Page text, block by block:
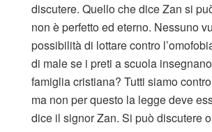
discutere. Quello che dice Zan si
non è perfetto ed eterno. Nessuno
possibilità di lottare contro
di male se i preti a scuola
famiglia cristiana? Tutti siamo
ma non per questo la legge deve
dice il signor Zan. Si può discutere